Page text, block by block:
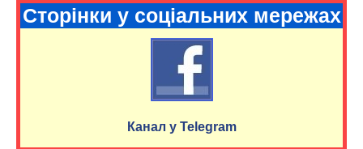
Сторінки у соціальних мережах
Канал у Telegram